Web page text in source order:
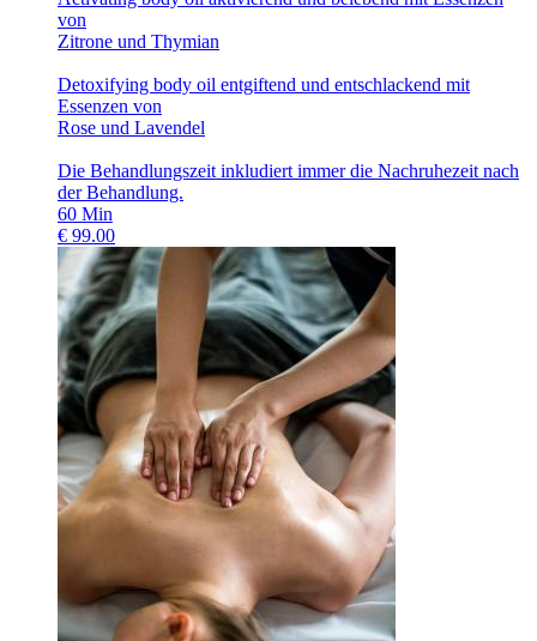
von
Zitrone und Thymian
Detoxifying body oil entgiftend und entschlackend mit
Essenzen von
Rose und Lavendel
Die Behandlungszeit inkludiert immer die Nachruhezeit nach
der Behandlung.
60 Min
€ 99.00